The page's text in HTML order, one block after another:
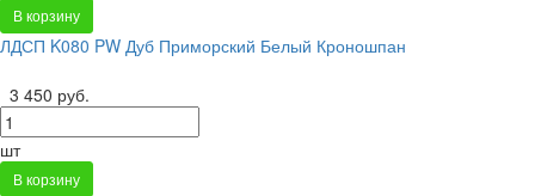
В корзину
ЛДСП K080 PW Дуб Приморский Белый Кроношпан
3 450 руб.
шт
В корзину